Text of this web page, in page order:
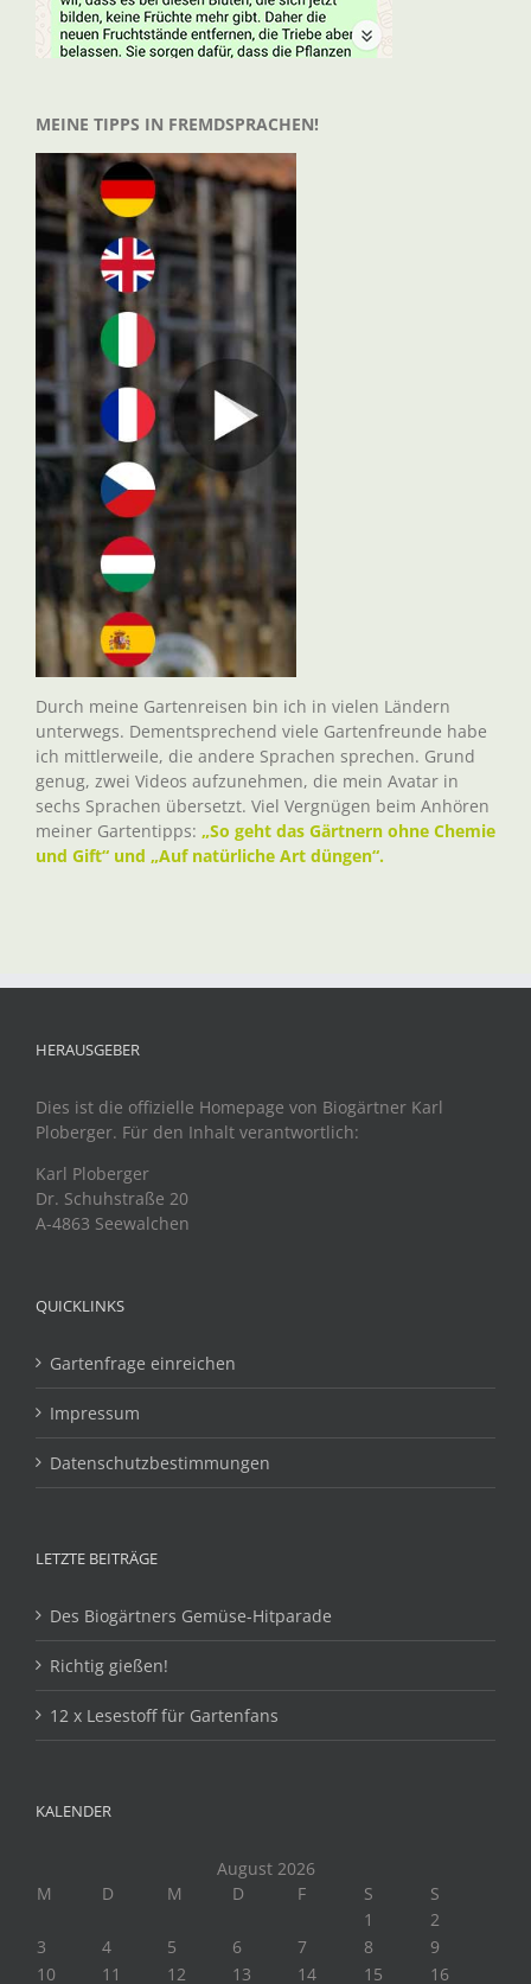
MEINE TIPPS IN FREMDSPRACHEN!
Durch meine Gartenreisen bin ich in vielen Ländern
unterwegs. Dementsprechend viele Gartenfreunde habe
ich mittlerweile, die andere Sprachen sprechen. Grund
genug, zwei Videos aufzunehmen, die mein Avatar in
sechs Sprachen übersetzt. Viel Vergnügen beim Anhören
meiner Gartentipps: „So geht das Gärtnern ohne Chemie
und Gift“ und „Auf natürliche Art düngen“.
HERAUSGEBER
Dies ist die offizielle Homepage von Biogärtner Karl
Ploberger. Für den Inhalt verantwortlich:
Karl Ploberger
Dr. Schuhstraße 20
A-4863 Seewalchen
QUICKLINKS
Gartenfrage einreichen
Impressum
Datenschutzbestimmungen
LETZTE BEITRÄGE
Des Biogärtners Gemüse-Hitparade
Richtig gießen!
12 x Lesestoff für Gartenfans
KALENDER
August 2026
M
D M D F S
S
1
2
3
4 5 6 7 8
9
10
11 12 13 14 15 16